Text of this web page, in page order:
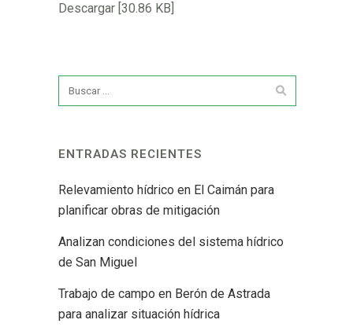
Descargar [30.86 KB]
ENTRADAS RECIENTES
Relevamiento hídrico en El Caimán para
planificar obras de mitigación
Analizan condiciones del sistema hídrico
de San Miguel
Trabajo de campo en Berón de Astrada
para analizar situación hídrica